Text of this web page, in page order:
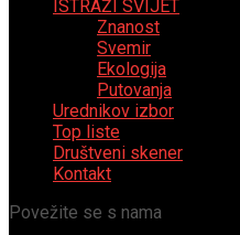
ISTRAŽI SVIJET
Znanost
Svemir
Ekologija
Putovanja
Urednikov izbor
Top liste
Društveni skener
Kontakt
Povežite se s nama